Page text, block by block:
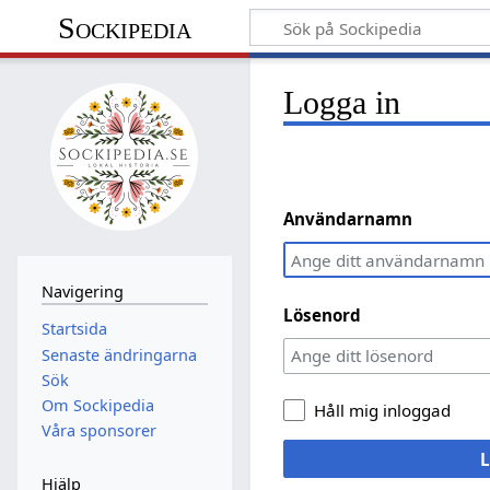
Sockipedia
Logga in
Användarnamn
Lösenord
Håll mig inloggad
Navigering
Startsida
Senaste ändringarna
Sök
Om Sockipedia
Våra sponsorer
Hjälp